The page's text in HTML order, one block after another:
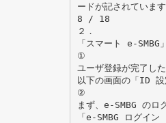
ードが記されていま
8 / 18
２．
「スマート e-
①
ユーザ登録が完了し
以下の画面の「ID 設
②
まず、e-SMBG のロ
「e-SMBG ログイ